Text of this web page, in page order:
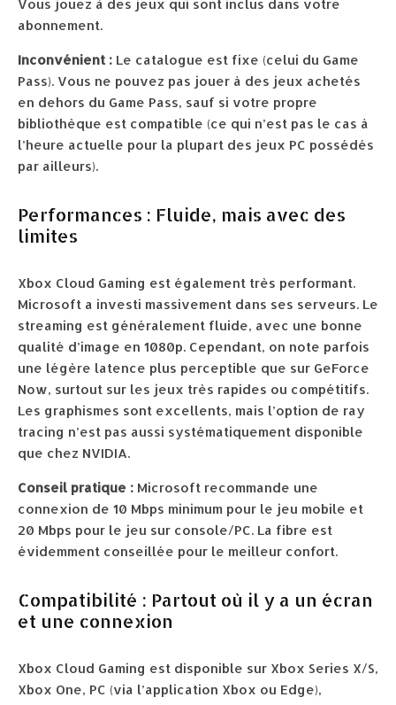
Vous jouez à des jeux qui sont inclus dans votre
abonnement.
Inconvénient : Le catalogue est fixe (celui du Game
Pass). Vous ne pouvez pas jouer à des jeux achetés
en dehors du Game Pass, sauf si votre propre
bibliothèque est compatible (ce qui n’est pas le cas à
l’heure actuelle pour la plupart des jeux PC possédés
par ailleurs).
Performances : Fluide, mais avec des
limites
Xbox Cloud Gaming est également très performant.
Microsoft a investi massivement dans ses serveurs. Le
streaming est généralement fluide, avec une bonne
qualité d’image en 1080p. Cependant, on note parfois
une légère latence plus perceptible que sur GeForce
Now, surtout sur les jeux très rapides ou compétitifs.
Les graphismes sont excellents, mais l’option de ray
tracing n’est pas aussi systématiquement disponible
que chez NVIDIA.
Conseil pratique : Microsoft recommande une
connexion de 10 Mbps minimum pour le jeu mobile et
20 Mbps pour le jeu sur console/PC. La fibre est
évidemment conseillée pour le meilleur confort.
Compatibilité : Partout où il y a un écran
et une connexion
Xbox Cloud Gaming est disponible sur Xbox Series X/S,
Xbox One, PC (via l’application Xbox ou Edge),